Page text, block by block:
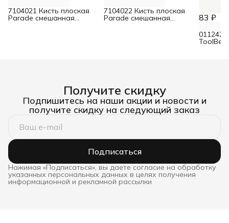
7104021 Кисть плоская
Parade смешанная
7104022 Кисть плоская
Parade смешанная 83 ₽
Получите скидку
Подпишитесь на наши акции и новости и
получите скидку на следующий заказ
Подписаться
Нажимая «Подписаться», вы даете согласие на обработку
указанных персональных данных в целях получения
информационной и рекламной рассылки